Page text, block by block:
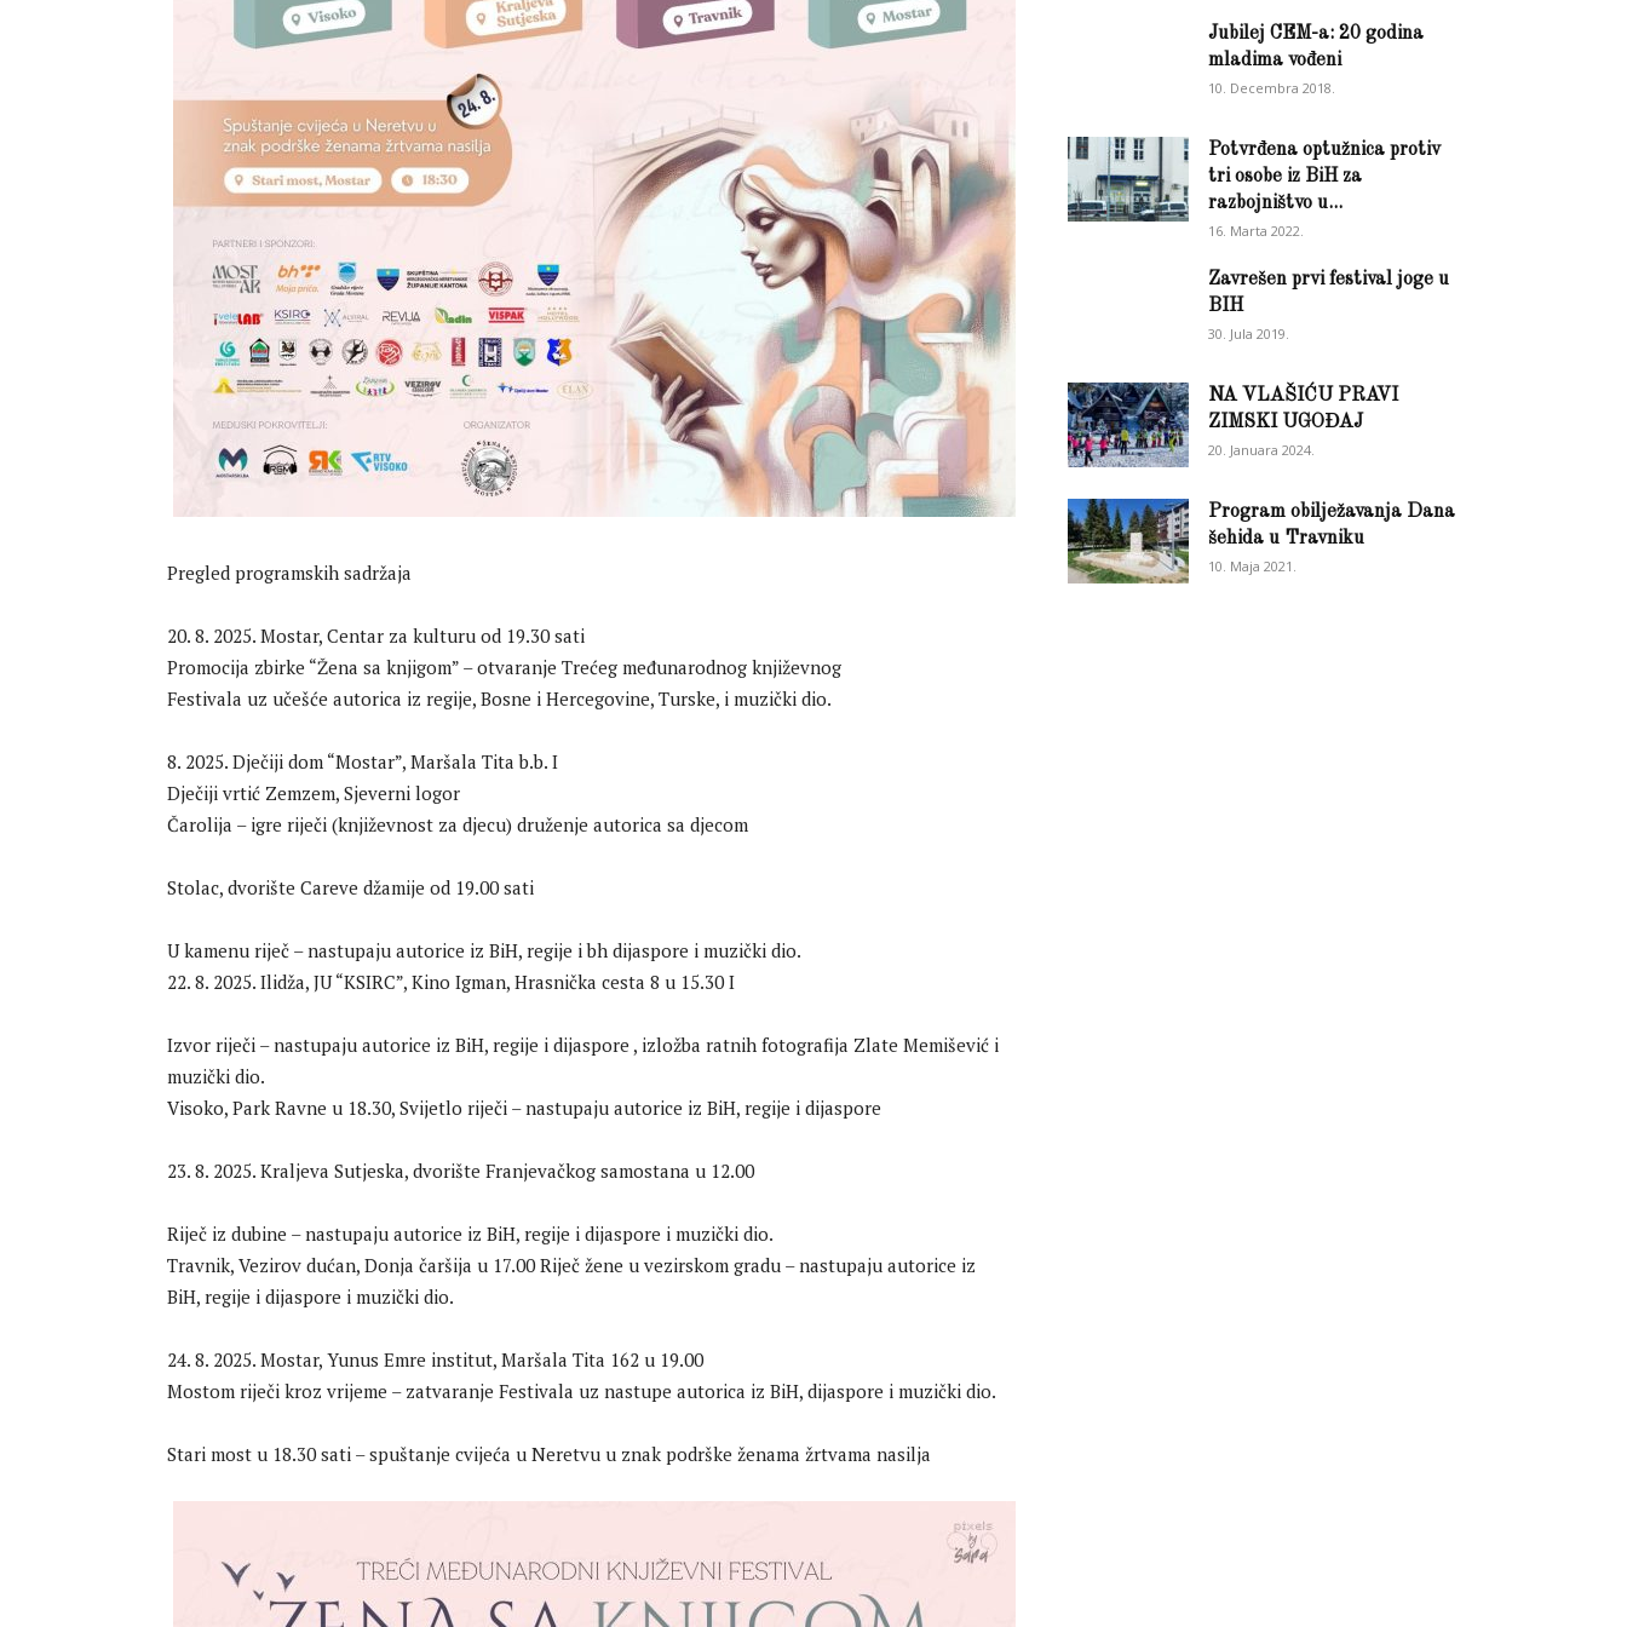
Pregled programskih sadržaja
20. 8. 2025. Mostar, Centar za kulturu od 19.30 sati
Promocija zbirke “Žena sa knjigom” – otvaranje Trećeg međunarodnog književnog
Festivala uz učešće autorica iz regije, Bosne i Hercegovine, Turske, i muzički dio.
8. 2025. Dječiji dom “Mostar”, Maršala Tita b.b. I
Dječiji vrtić Zemzem, Sjeverni logor
Čarolija – igre riječi (književnost za djecu) druženje autorica sa djecom
Stolac, dvorište Careve džamije od 19.00 sati
U kamenu riječ – nastupaju autorice iz BiH, regije i bh dijaspore i muzički dio.
22. 8. 2025. Ilidža, JU “KSIRC”, Kino Igman, Hrasnička cesta 8 u 15.30 I
Izvor riječi – nastupaju autorice iz BiH, regije i dijaspore , izložba ratnih fotografija Zlate Memišević i
muzički dio.
Visoko, Park Ravne u 18.30, Svijetlo riječi – nastupaju autorice iz BiH, regije i dijaspore
23. 8. 2025. Kraljeva Sutjeska, dvorište Franjevačkog samostana u 12.00
Riječ iz dubine – nastupaju autorice iz BiH, regije i dijaspore i muzički dio.
Travnik, Vezirov dućan, Donja čaršija u 17.00 Riječ žene u vezirskom gradu – nastupaju autorice iz
BiH, regije i dijaspore i muzički dio.
24. 8. 2025. Mostar, Yunus Emre institut, Maršala Tita 162 u 19.00
Mostom riječi kroz vrijeme – zatvaranje Festivala uz nastupe autorica iz BiH, dijaspore i muzički dio.
Stari most u 18.30 sati – spuštanje cvijeća u Neretvu u znak podrške ženama žrtvama nasilja
Jubilej CEM-a: 20 godina
mladima vođeni
10. Decembra 2018.
Potvrđena optužnica protiv
tri osobe iz BiH za
razbojništvo u...
16. Marta 2022.
Zavrešen prvi festival joge u
BIH
30. Jula 2019.
NA VLAŠIĆU PRAVI
ZIMSKI UGOĐAJ
20. Januara 2024.
Program obilježavanja Dana
šehida u Travniku
10. Maja 2021.